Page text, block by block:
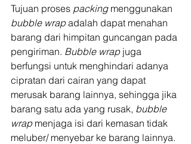
Tujuan proses packing menggunakan
bubble wrap adalah dapat menahan
barang dari himpitan guncangan pada
pengiriman. Bubble wrap juga
berfungsi untuk menghindari adanya
cipratan dari cairan yang dapat
merusak barang lainnya, sehingga jika
barang satu ada yang rusak, bubble
wrap menjaga isi dari kemasan tidak
meluber/ menyebar ke barang lainnya.